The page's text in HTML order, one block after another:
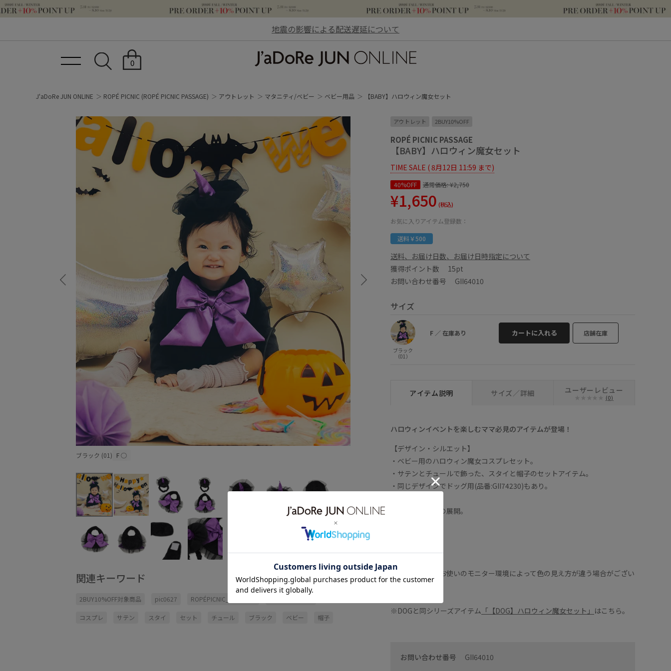
地震の影響による配送遅延について
0
J'aDoRe JUN ONLINE ROPÉ PICNIC (ROPÉ PICNIC PASSAGE) アウトレット マタニティ/ベビー ベビー用品 【BABY】ハロウィン魔女セット
ブラック (01) F○
関連キーワード
2BUY10%OFF対象商品 pic0627 ROPÉPICNIC_TIMESALE
コスプレ サテン スタイ セット チュール ブラック ベビー 帽子
アウトレット 2BUY10%OFF
ROPÉ PICNIC PASSAGE
【BABY】ハロウィン魔女セット
TIME SALE ( 8月12日 11:59 まで)
40%OFF 通常価格:¥2,750
¥1,650 (税込)
お気に入りアイテム登録数：
送料￥500
送料、お届け日数、お届け日時指定について
獲得ポイント数 15pt
お問い合わせ番号 GII64010
サイズ
ブラック
（01）
F ／ 在庫あり カートに入れる 店舗在庫
アイテム説明 サイズ／詳細 ユーザーレビュー
(0)
ハロウィンイベントを楽しむママ必見のアイテムが登場！
【デザイン・シルエット】
・ベビー用のハロウィン魔女コスプレセット。
・サテンとチュールで飾った、スタイと帽子のセットアイテム。
・同じデザインでドッグ用(品番:GII74230)もあり。
・ブラックのみの展開。
※撮影時の光、お使いのモニター環境によって色の見え方が違う場合がござい
ます。
※DOGと同シリーズアイテム 「【DOG】ハロウィン魔女セット」 はこちら。
お問い合わせ番号 GII64010